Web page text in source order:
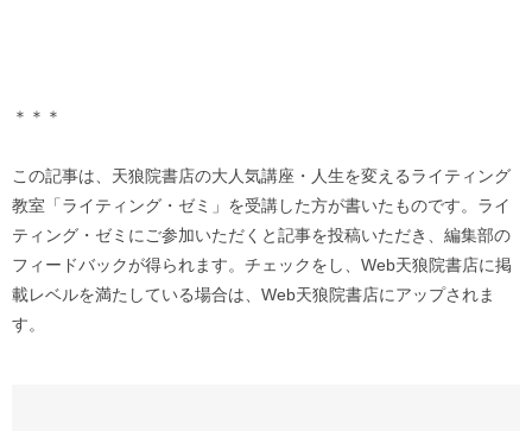
＊＊＊
この記事は、天狼院書店の大人気講座・人生を変えるライティング
教室「ライティング・ゼミ」を受講した方が書いたものです。ライ
ティング・ゼミにご参加いただくと記事を投稿いただき、編集部の
フィードバックが得られます。チェックをし、Web天狼院書店に掲
載レベルを満たしている場合は、Web天狼院書店にアップされま
す。